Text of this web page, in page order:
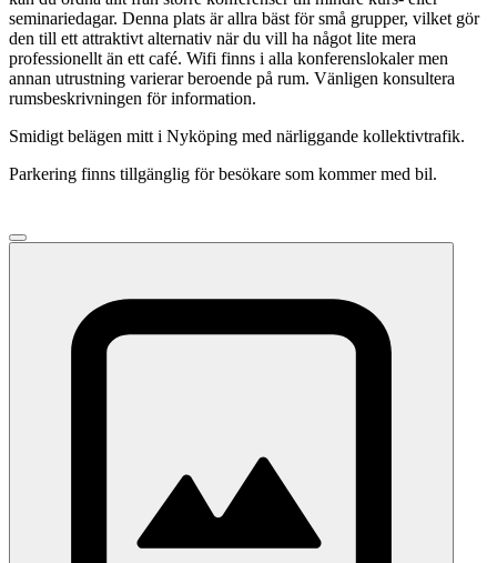
seminariedagar. Denna plats är allra bäst för små grupper, vilket gör
den till ett attraktivt alternativ när du vill ha något lite mera
professionellt än ett café. Wifi finns i alla konferenslokaler men
annan utrustning varierar beroende på rum. Vänligen konsultera
rumsbeskrivningen för information.
Smidigt belägen mitt i Nyköping med närliggande kollektivtrafik.
Parkering finns tillgänglig för besökare som kommer med bil.